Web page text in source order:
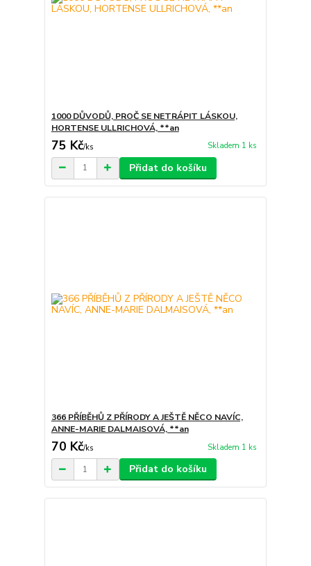
1000 DŮVODŮ, PROČ SE NETRÁPIT LÁSKOU,
HORTENSE ULLRICHOVÁ, **an
75 Kč/ks Skladem 1 ks
Přidat do košíku
366 PŘÍBĚHŮ Z PŘÍRODY A JEŠTĚ NĚCO NAVÍC,
ANNE-MARIE DALMAISOVÁ, **an
70 Kč/ks Skladem 1 ks
Přidat do košíku